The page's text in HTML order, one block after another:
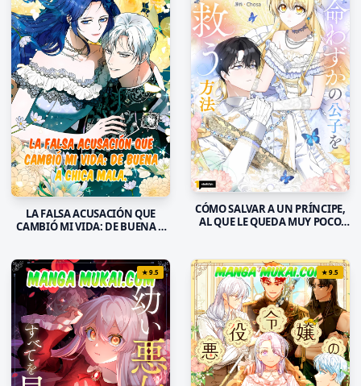
LA FALSA ACUSACIÓN QUE
CAMBIÓ MI VIDA: DE BUENA A
CÓMO SALVAR A UN PRÍNCIPE,
AL QUE LE QUEDA MUY POCO
★9.5 ★9.5